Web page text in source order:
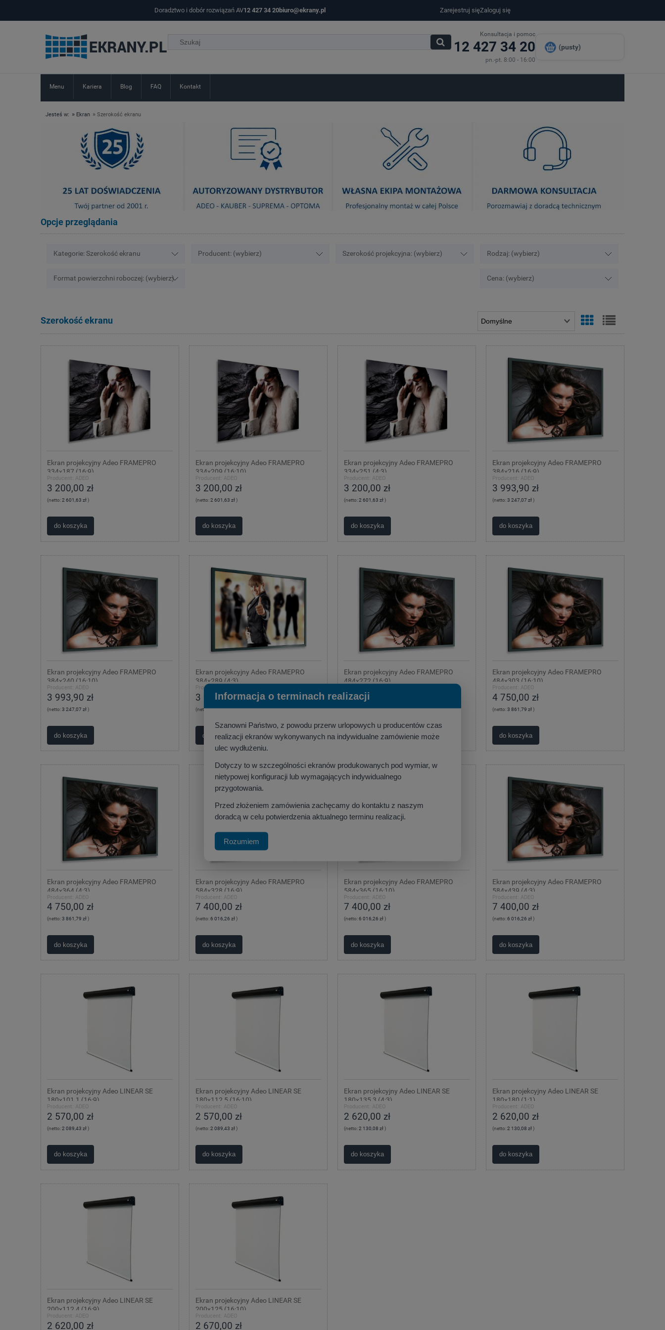
Doradztwo i dobór rozwiązań AV12 427 34 20biuro@ekrany.pl Zarejestruj sięZaloguj się
Konsultacja i pomoc
12 427 34 20
pn.-pt. 8:00 - 16:00
(pusty)
Menu Kariera Blog FAQ Kontakt
Jesteś w: » Ekran » Szerokość ekranu
Opcje przeglądania
Kategorie: Szerokość ekranu Producent: (wybierz) Szerokość projekcyjna: (wybierz) Rodzaj: (wybierz)
Format powierzchni roboczej: (wybierz) Cena: (wybierz)
Szerokość ekranu
Ekran projekcyjny Adeo FRAMEPRO
334x187 (16:9)
Producent: ADEO
3 200,00 zł
(netto:2 601,63 zł)
do koszyka
Ekran projekcyjny Adeo FRAMEPRO
334x209 (16:10)
Producent: ADEO
3 200,00 zł
(netto:2 601,63 zł)
do koszyka
Ekran projekcyjny Adeo FRAMEPRO
334x251 (4:3)
Producent: ADEO
3 200,00 zł
(netto:2 601,63 zł)
do koszyka
Ekran projekcyjny Adeo FRAMEPRO
384x216 (16:9)
Producent: ADEO
3 993,90 zł
(netto:3 247,07 zł)
do koszyka
Ekran projekcyjny Adeo FRAMEPRO
384x240 (16:10)
Producent: ADEO
3 993,90 zł
(netto:3 247,07 zł)
do koszyka
Ekran projekcyjny Adeo FRAMEPRO
384x289 (4:3)
Producent:
3 993,90 zł
(netto:3 247,07 zł)
do koszyka
Ekran projekcyjny Adeo FRAMEPRO
484x272 (16:9)
4 750,00 zł
(netto:3 861,79 zł)
do koszyka
Ekran projekcyjny Adeo FRAMEPRO
484x303 (16:10)
Producent: ADEO
4 750,00 zł
(netto:3 861,79 zł)
do koszyka
Ekran projekcyjny Adeo FRAMEPRO
484x364 (4:3)
Producent: ADEO
4 750,00 zł
(netto:3 861,79 zł)
do koszyka
Ekran projekcyjny Adeo FRAMEPRO
584x328 (16:9)
Producent: ADEO
7 400,00 zł
(netto:6 016,26 zł)
do koszyka
Ekran projekcyjny Adeo FRAMEPRO
584x365 (16:10)
Producent: ADEO
7 400,00 zł
(netto:6 016,26 zł)
do koszyka
Ekran projekcyjny Adeo FRAMEPRO
584x439 (4:3)
Producent: ADEO
7 400,00 zł
(netto:6 016,26 zł)
do koszyka
Ekran projekcyjny Adeo LINEAR SE
180x101,1 (16:9)
Producent: ADEO
2 570,00 zł
(netto:2 089,43 zł)
do koszyka
Ekran projekcyjny Adeo LINEAR SE
180x112,5 (16:10)
Producent: ADEO
2 570,00 zł
(netto:2 089,43 zł)
do koszyka
Ekran projekcyjny Adeo LINEAR SE
180x135,3 (4:3)
Producent: ADEO
2 620,00 zł
(netto:2 130,08 zł)
do koszyka
Ekran projekcyjny Adeo LINEAR SE
180x180 (1:1)
Producent: ADEO
2 620,00 zł
(netto:2 130,08 zł)
do koszyka
Ekran projekcyjny Adeo LINEAR SE
200x112,4 (16:9)
Producent: ADEO
2 620,00 zł
Ekran projekcyjny Adeo LINEAR SE
200x125 (16:10)
Producent: ADEO
2 670,00 zł
Informacja o terminach realizacji
Szanowni Państwo, z powodu przerw urlopowych u producentów czas
realizacji ekranów wykonywanych na indywidualne zamówienie może
ulec wydłużeniu.
Dotyczy to w szczególności ekranów produkowanych pod wymiar, w
nietypowej konfiguracji lub wymagających indywidualnego
przygotowania.
Przed złożeniem zamówienia zachęcamy do kontaktu z naszym
doradcą w celu potwierdzenia aktualnego terminu realizacji.
Rozumiem